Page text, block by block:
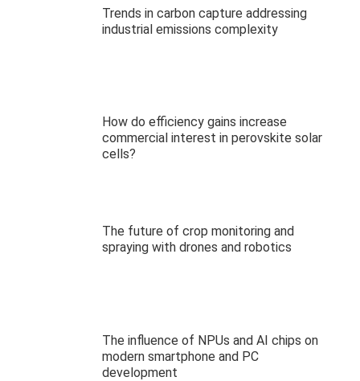
Trends in carbon capture addressing
industrial emissions complexity
How do efficiency gains increase
commercial interest in perovskite solar
cells?
The future of crop monitoring and
spraying with drones and robotics
The influence of NPUs and AI chips on
modern smartphone and PC
development